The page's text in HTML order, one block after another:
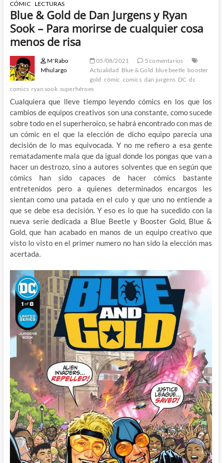
CÓMIC LECTURAS
Blue & Gold de Dan Jurgens y Ryan
Sook – Para morirse de cualquier cosa
menos de risa
M'Rabo
Mhulargo
05/08/2021
5 comentarios
Actualidad Blue & Gold blue beetle booster
gold cómic comics dan jurgens DC dc
comics ryan sook superhéroes
Cualquiera que lleve tiempo leyendo cómics en los que los
cambios de equipos creativos son una constante, como sucede
sobre todo en el superheroico, se habrá encontrado con mas de
un cómic en el que la elección de dicho equipo parecía una
decisión de lo mas equivocada. Y no me refiero a esa gente
rematadamente mala que da igual donde los pongas que van a
hacer un destrozo, sino a autores solventes que en según que
cómics han sido capaces de hacer cómics bastante
entretenidos pero a quienes determinados encargos les
sientan como una patada en el culo y que uno no entiende a
que se debe esa decisión. Y eso es lo que ha sucedido con la
nueva serie dedicada a Blue Beetle y Booster Gold, Blue &
Gold, que han acabado en manos de un equipo creativo que
visto lo visto en el primer numero no han sido la elección mas
acertada.